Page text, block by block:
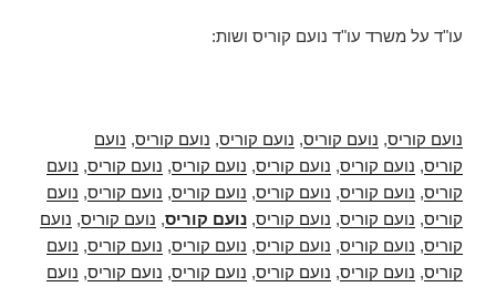
עו"ד על משרד עו"ד נועם קוריס ושות:
נועם קוריס, נועם קוריס, נועם קוריס, נועם קוריס, נועם
קוריס, נועם קוריס, נועם קוריס, נועם קוריס, נועם קוריס, נועם
קוריס, נועם קוריס, נועם קוריס, נועם קוריס, נועם קוריס, נועם
קוריס, נועם קוריס, נועם קוריס, נועם קוריס, נועם קוריס, נועם
קוריס, נועם קוריס, נועם קוריס, נועם קוריס, נועם קוריס, נועם
קוריס, נועם קוריס, נועם קוריס, נועם קוריס, נועם קוריס, נועם